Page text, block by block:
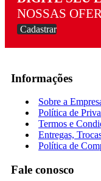
NOSSAS
Cadastrar
Informações
Sobre a
Política de
Termos e
Entregas,
Política de
Fale conosco